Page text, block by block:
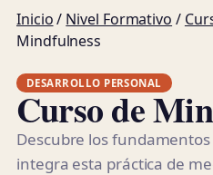
Inicio/ Nivel Formativo /
Mindfulness
DESARROLLO PERSONAL
Curso de
Descubre los
integra esta práctica de